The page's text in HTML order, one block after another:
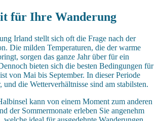
für Ihre Wanderung
Irland stellt sich oft die Frage nach der
Die milden Temperaturen, die der warme
sorgen das ganze Jahr über für ein
bieten sich die besten Bedingungen für
von Mai bis September. In dieser Periode
und die Wetterverhältnisse sind am stabilsten.
kann von einem Moment zum anderen
der Sommermonate erleben Sie angenehm